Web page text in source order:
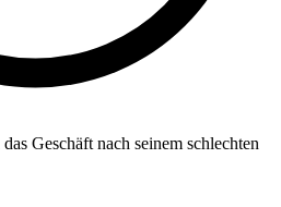
das Geschäft nach seinem schlechten